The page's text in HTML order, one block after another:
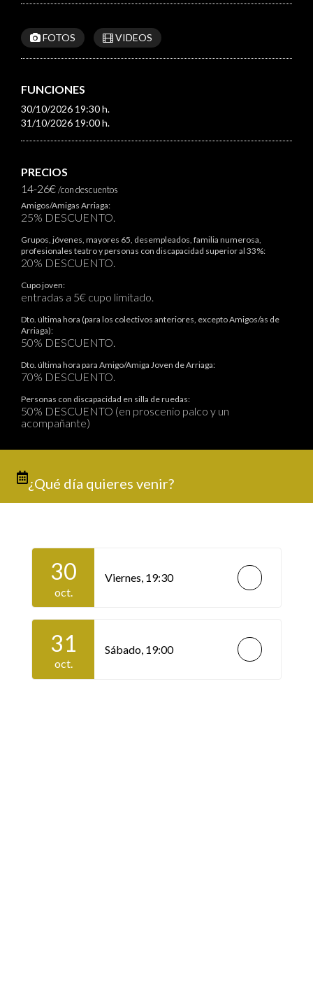
FOTOS VIDEOS
FUNCIONES
30/10/2026 19:30 h.
31/10/2026 19:00 h.
PRECIOS
14-26€/con descuentos
Amigos/Amigas Arriaga:
25% DESCUENTO.
Grupos, jóvenes, mayores 65, desempleados, familia numerosa,
profesionales teatro y personas con discapacidad superior al 33%:
20% DESCUENTO.
Cupo joven:
entradas a 5€ cupo limitado.
Dto. última hora (para los colectivos anteriores, excepto Amigos/as de
Arriaga):
50% DESCUENTO.
Dto. última hora para Amigo/Amiga Joven de Arriaga:
70% DESCUENTO.
Personas con discapacidad en silla de ruedas:
50% DESCUENTO (en proscenio palco y un
acompañante)
¿Qué día quieres venir?
30
oct.
Viernes, 19:30
31
oct.
Sábado, 19:00